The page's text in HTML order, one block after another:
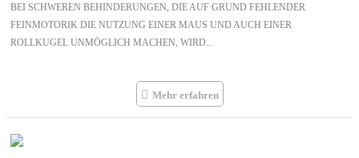
BEI SCHWEREN BEHINDERUNGEN, DIE AUF GRUND FEHLENDER
FEINMOTORIK DIE NUTZUNG EINER MAUS UND AUCH EINER
ROLLKUGEL UNMÖGLICH MACHEN, WIRD...
Mehr erfahren